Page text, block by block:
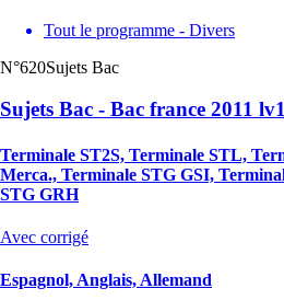
Tout le programme - Divers
N°620Sujets Bac
Sujets Bac - Bac france 2011
Terminale ST2S, Terminale STL,
Merca., Terminale STG GSI,
STG GRH
Avec corrigé
Espagnol, Anglais, Allemand